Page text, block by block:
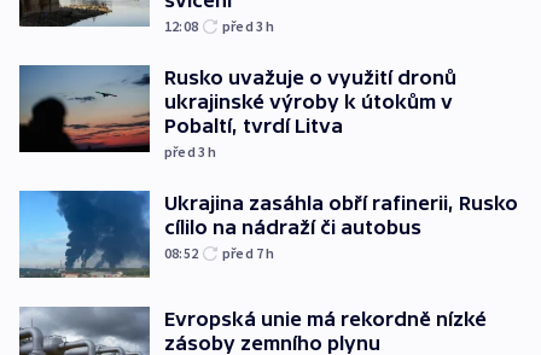
12:08 před 3h
Rusko uvažuje o využití dronů
ukrajinské výroby k útokům v
Pobaltí, tvrdí Litva
před 3h
Ukrajina zasáhla obří rafinerii, Rusko
cílilo na nádraží či autobus
08:52 před 7h
Evropská unie má rekordně nízké
zásoby zemního plynu